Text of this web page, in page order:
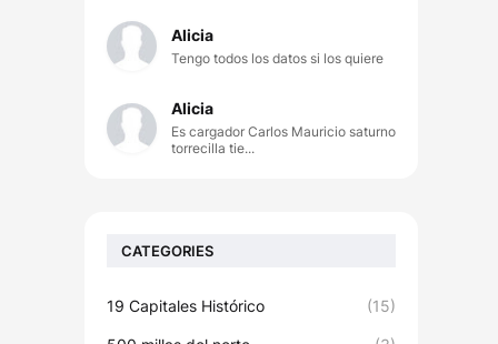
Alicia
Tengo todos los datos si los quiere
Alicia
Es cargador Carlos Mauricio saturno
torrecilla tie...
CATEGORIES
19 Capitales Histórico (15)